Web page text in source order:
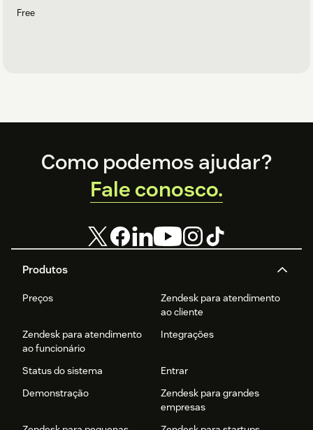
Free
Footer
Produtos
Preços
Zendesk para atendimento
ao cliente
Zendesk para atendimento
ao funcionário
Integrações
Status do sistema
Entrar
Demonstração
Zendesk para grandes
empresas
Como podemos ajudar?
Fale conosco.